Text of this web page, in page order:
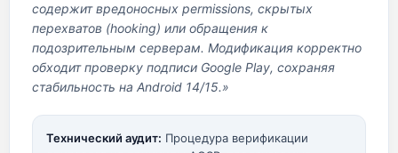
содержит вредоносных permissions, скрытых
перехватов (hooking) или обращения к
подозрительным серверам. Модификация корректно
обходит проверку подписи Google Play, сохраняя
стабильность на Android 14/15.»
Технический аудит: Процедура верификации